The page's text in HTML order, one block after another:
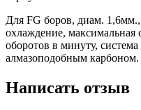
Для FG боров, диам.
охлаждение, максимальная
оборотов в минуту,
алмазоподобным карбоном.
Написать отзыв